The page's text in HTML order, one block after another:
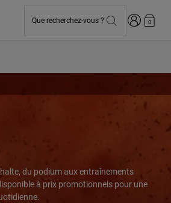
Que recherchez-vous ? Connexion
0
du podium aux entraînements
à prix promotionnels pour une